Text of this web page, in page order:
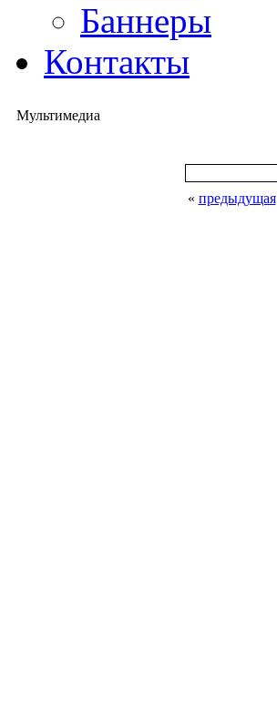
Баннеры
Контакты
Мультимедиа
« предыдущая